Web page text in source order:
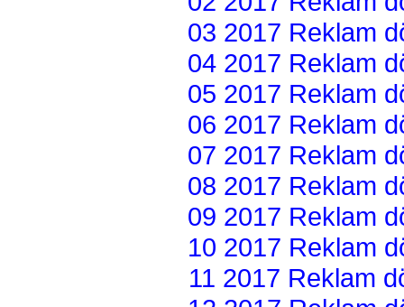
03 2017 Reklam
04 2017 Reklam
05 2017 Reklam
06 2017 Reklam
07 2017 Reklam
08 2017 Reklam
09 2017 Reklam
10 2017 Reklam
11 2017 Reklam